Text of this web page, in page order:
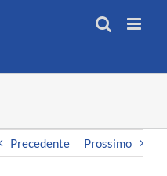
Precedente Prossimo